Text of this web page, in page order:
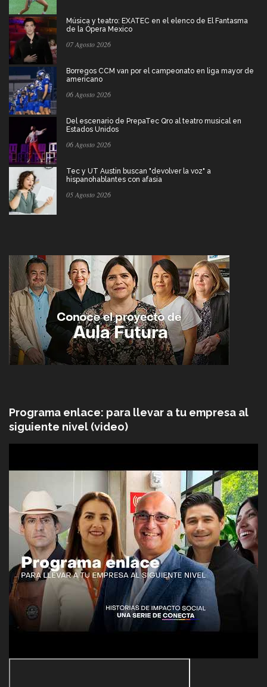
Música y teatro: EXATEC en el elenco de El Fantasma
de la Ópera Mexico
07 Agosto 2026
Borregos CCM van por el campeonato en liga mayor de
americano
06 Agosto 2026
Del escenario de PrepaTec Qro al teatro musical en
Estados Unidos
06 Agosto 2026
Tec y UT Austin buscan "devolver la voz" a
hispanohablantes con afasia
05 Agosto 2026
Programa enlace: para llevar a tu empresa al
siguiente nivel (video)